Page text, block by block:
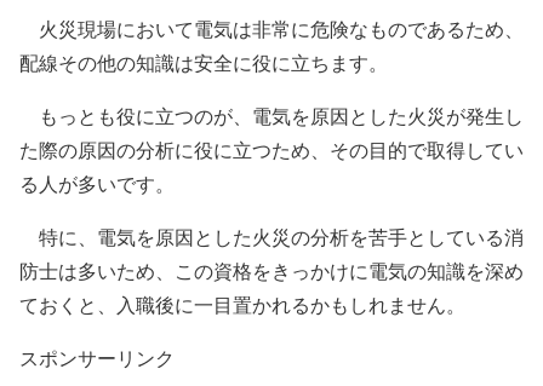
火災現場において電気は非常に危険なものであるため、
配線その他の知識は安全に役に立ちます。
もっとも役に立つのが、電気を原因とした火災が発生し
た際の原因の分析に役に立つため、その目的で取得してい
る人が多いです。
特に、電気を原因とした火災の分析を苦手としている消
防士は多いため、この資格をきっかけに電気の知識を深め
ておくと、入職後に一目置かれるかもしれません。
スポンサーリンク